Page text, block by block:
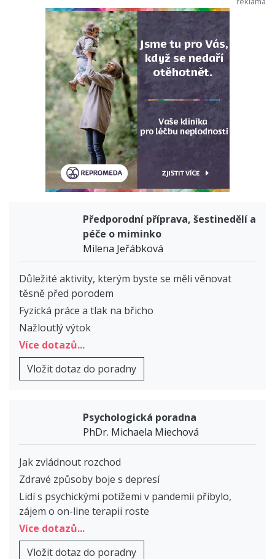
Předporodní příprava, šestinedělí a
péče o miminko
Milena Jeřábková
Důležité aktivity, kterým byste se měli věnovat
těsně před porodem
Fyzická práce a tlak na břicho
Nažloutlý výtok
Více dotazů...
Vložit dotaz do poradny
Psychologická poradna
PhDr. Michaela Miechová
Jak zvládnout rozchod
Zdravé způsoby boje s depresí
Lidí s psychickými potížemi v pandemii přibylo,
zájem o on-line terapii roste
Více dotazů...
Vložit dotaz do poradny